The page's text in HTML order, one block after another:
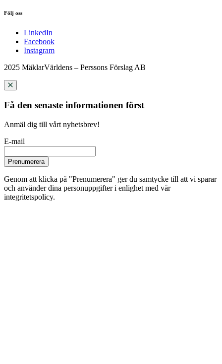
Följ oss
LinkedIn
Facebook
Instagram
2025 MäklarVärldens – Perssons Förslag AB
Få den senaste informationen först
Anmäl dig till vårt nyhetsbrev!
E-mail
Prenumerera
Genom att klicka på "Prenumerera" ger du samtycke till att vi sparar
och använder dina personuppgifter i enlighet med vår
integritetspolicy.